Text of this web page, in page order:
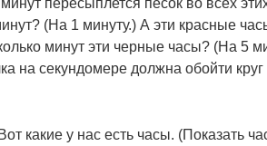
пересыплется песок во всех
(На 1 минуту.) А эти красные
минут эти черные часы? (На 5
на секундомере должна обойти круг
какие у нас есть часы. (Показать